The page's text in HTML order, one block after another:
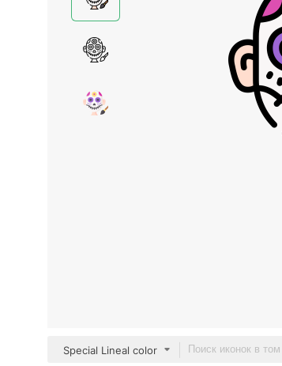
Special Lineal color